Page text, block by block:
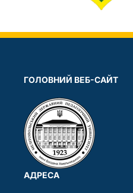
ГОЛОВНИЙ ВЕБ-САЙТ
АДРЕСА